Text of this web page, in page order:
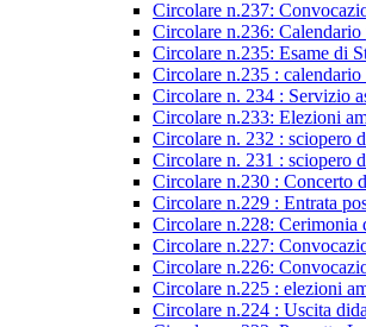
Circolare n.237:
Circolare n.236:
Circolare n.235: Esame di
Circolare n.235 :
Circolare n. 234 : Servizio
Circolare n.233: Elezioni
Circolare n. 232 : sciopero
Circolare n. 231 : sciopero
Circolare n.230 : Concerto
Circolare n.229 : Entrata
Circolare n.228: Cerimonia
Circolare n.227:
Circolare n.226:
Circolare n.225 : elezioni
Circolare n.224 : Uscita